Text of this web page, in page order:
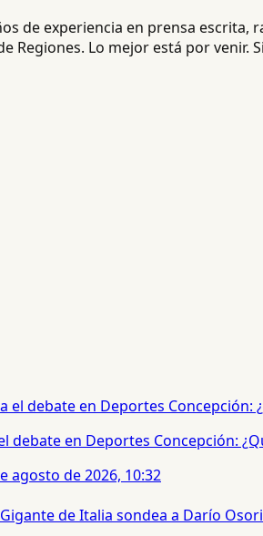
de experiencia en prensa escrita,
Regiones. Lo mejor está por venir.
debate en Deportes Concepción:
agosto de 2026, 10:32